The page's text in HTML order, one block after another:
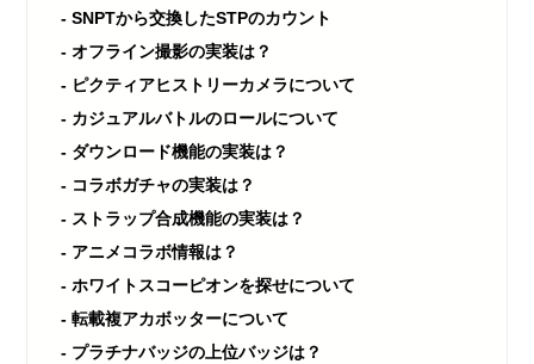
SNPTから交換したSTPのカウント
オフライン撮影の実装は？
ピクティアヒストリーカメラについて
カジュアルバトルのロールについて
ダウンロード機能の実装は？
コラボガチャの実装は？
ストラップ合成機能の実装は？
アニメコラボ情報は？
ホワイトスコーピオンを探せについて
転載複アカボッターについて
プラチナバッジの上位バッジは？